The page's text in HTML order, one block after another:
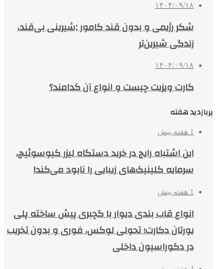
۱۴۰۴/۰۹/۱۸
شکر رژیمی و بدون قند کامور ;شیرینی بی‌قند،
زندگی شیرین‌تر
۱۴۰۴/۰۹/۱۸
کارت ویزیت چیست و انواع آن کدامند؟
پربازدید هفته
1 هفته پیش
این اشتباه رایج در خرید دستگاه لیزر کیوسوئیچ،
سرمایه کلینیک‌های زیبایی را نابود می‌کند!
1 هفته پیش
انواع قاب بندی دیوار با گچبری پیش ساخته پلی
یورتان دکارت؛ تحولی لوکس، فوری و بدون تخریب
در دکوراسیون داخلی